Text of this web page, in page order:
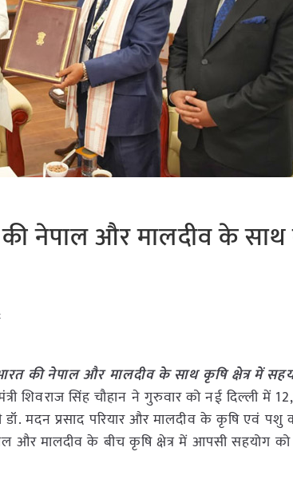
नेपाल और मालदीव के
की नेपाल और मालदीव के साथ कृषि क्षेत्र में
शिवराज सिंह चौहान ने गुरुवार को नई दिल्ली में 12,
मदन प्रसाद परियार और मालदीव के कृषि एवं पशु
और मालदीव के बीच कृषि क्षेत्र में आपसी सहयोग